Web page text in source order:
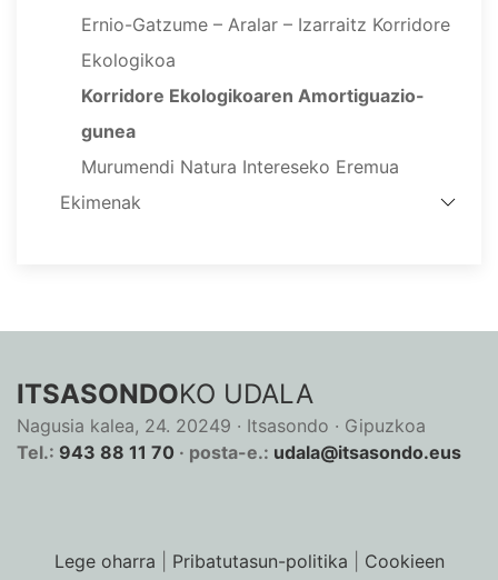
Ernio-Gatzume – Aralar – Izarraitz Korridore
Ekologikoa
Korridore Ekologikoaren Amortiguazio-
gunea
Murumendi Natura Intereseko Eremua
Ekimenak
ITSASONDOKO UDALA
Nagusia kalea, 24. 20249 · Itsasondo · Gipuzkoa
Tel.: 943 88 11 70 · posta-e.: udala@itsasondo.eus
Lege oharra Pribatutasun-politika
Cookieen